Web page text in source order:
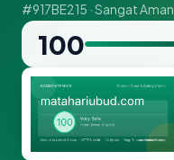
#917BE215 · Sangat Aman
100